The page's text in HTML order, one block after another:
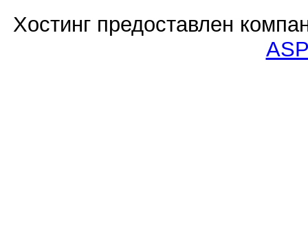
Хостинг предоставлен